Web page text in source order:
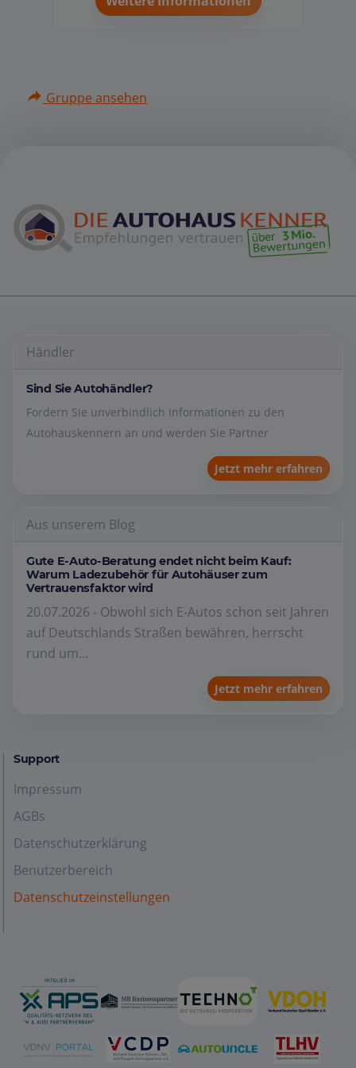
Gruppe ansehen
Händler
Sind Sie Autohändler?
Fordern Sie unverbindlich Informationen zu den
Autohauskennern an und werden Sie Partner
Jetzt mehr erfahren
Aus unserem Blog
Gute E-Auto-Beratung endet nicht beim Kauf:
Warum Ladezubehör für Autohäuser zum
Vertrauensfaktor wird
20.07.2026 - Obwohl sich E-Autos schon seit Jahren
auf Deutschlands Straßen bewähren, herrscht
rund um...
Jetzt mehr erfahren
Support
Impressum
AGBs
Datenschutzerklärung
Benutzerbereich
Datenschutzeinstellungen